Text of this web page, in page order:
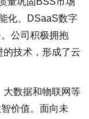
化、DSaaS数字
公司积极拥抱
技术，形成了云
大数据和物联网等
价值。面向未